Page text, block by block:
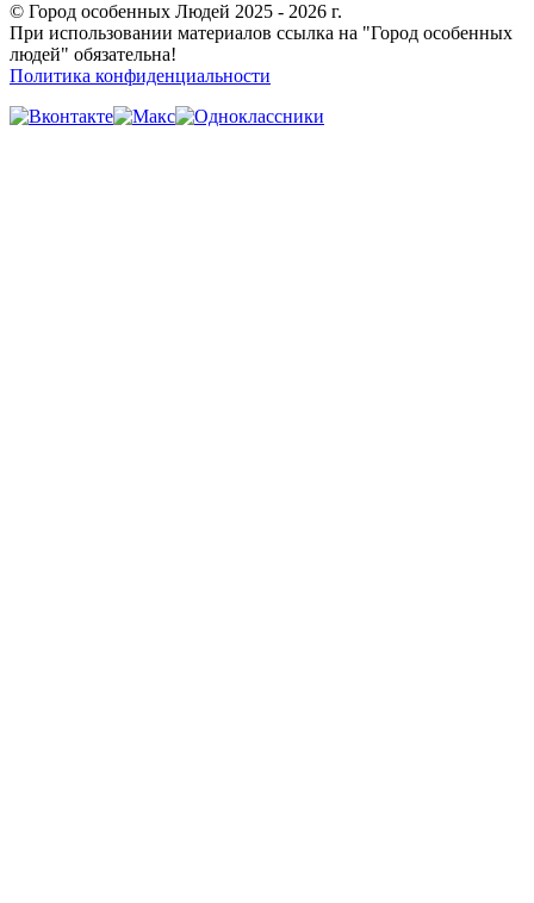
© Город особенных Людей 2025 - 2026 г.
При использовании материалов ссылка на "Город особенных
людей" обязательна!
Политика конфиденциальности